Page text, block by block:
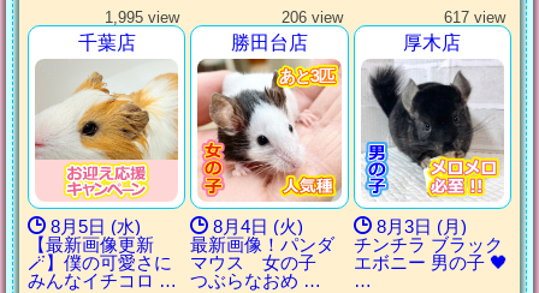
1,995 view
千葉店
8月5日 (水)
【最新画像更新
🪄】僕の可愛さに
みんなイチコロ …
206 view
勝田台店
あと3匹
あと3匹
あと3匹
あと3匹
8月4日 (火)
最新画像！パンダ
マウス 女の子
つぶらなおめ …
617 view
厚木店
8月3日 (月)
チンチラ ブラック
エボニー 男の子 🖤
…